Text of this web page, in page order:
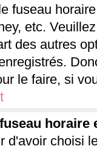
fuseau
etc.
des autres
le faire, si
d'avoir choisi